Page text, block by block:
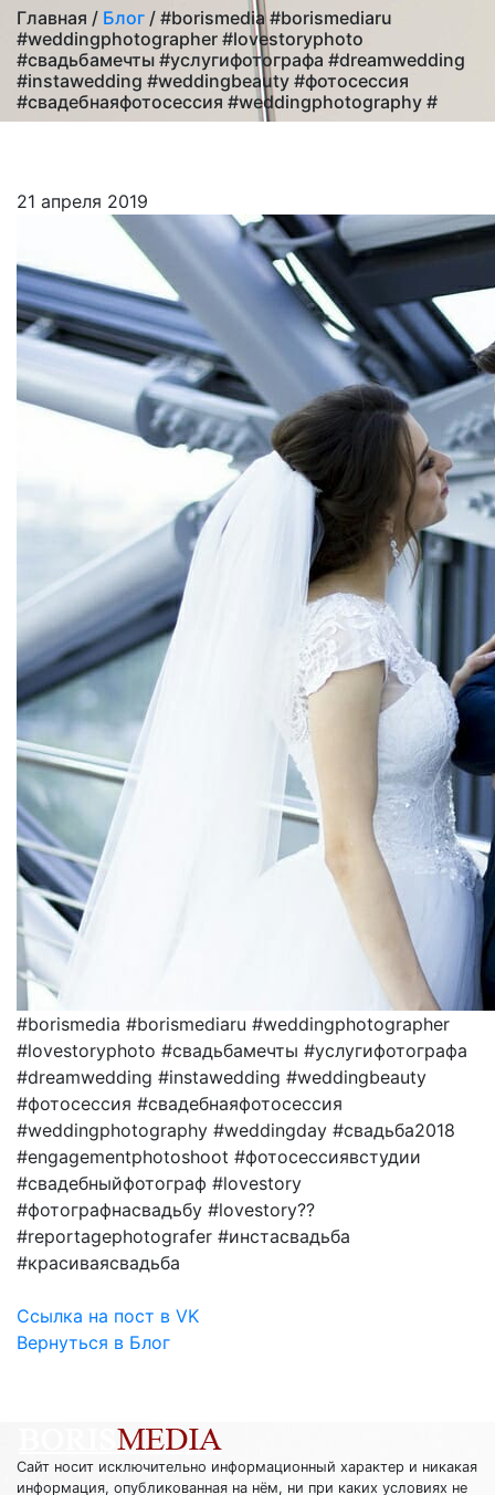
Главная / Блог / #borismedia #borismediaru
#weddingphotographer #lovestoryphoto
#свадьбамечты #услугифотографа #dreamwedding
#instawedding #weddingbeauty #фотосессия
#свадебнаяфотосессия #weddingphotography #
21 апреля 2019
#borismedia #borismediaru #weddingphotographer
#lovestoryphoto #свадьбамечты #услугифотографа
#dreamwedding #instawedding #weddingbeauty
#фотосессия #свадебнаяфотосессия
#weddingphotography #weddingday #свадьба2018
#engagementphotoshoot #фотосессиявстудии
#свадебныйфотограф #lovestory
#фотографнасвадьбу #lovestory??
#reportagephotografer #инстасвадьба
#красиваясвадьба
Ссылка на пост в VK
Вернуться в Блог
Сайт носит исключительно информационный характер и никакая
информация, опубликованная на нём, ни при каких условиях не